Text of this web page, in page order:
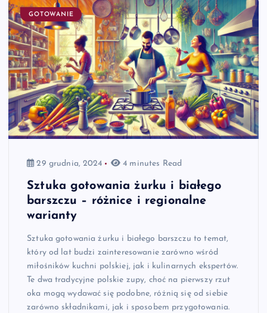
GOTOWANIE
29 grudnia, 2024 4 minutes Read
Sztuka gotowania żurku i białego
barszczu – różnice i regionalne
warianty
Sztuka gotowania żurku i białego barszczu to temat,
który od lat budzi zainteresowanie zarówno wśród
miłośników kuchni polskiej, jak i kulinarnych ekspertów.
Te dwa tradycyjne polskie zupy, choć na pierwszy rzut
oka mogą wydawać się podobne, różnią się od siebie
zarówno składnikami, jak i sposobem przygotowania.